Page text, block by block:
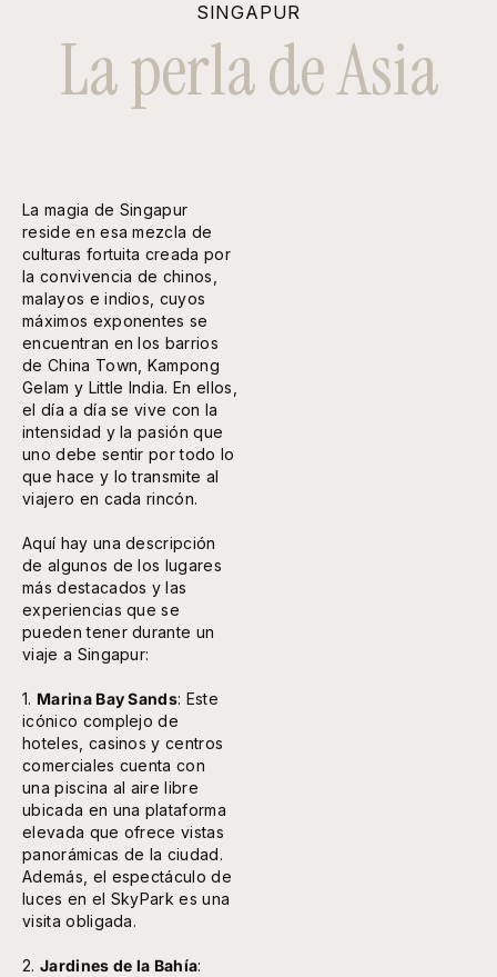
SINGAPUR
La perla de Asia
La magia de Singapur
reside en esa mezcla de
culturas fortuita creada por
la convivencia de chinos,
malayos e indios, cuyos
máximos exponentes se
encuentran en los barrios
de China Town, Kampong
Gelam y Little India. En ellos,
el día a día se vive con la
intensidad y la pasión que
uno debe sentir por todo lo
que hace y lo transmite al
viajero en cada rincón.
Aquí hay una descripción
de algunos de los lugares
más destacados y las
experiencias que se
pueden tener durante un
viaje a Singapur:
1. Marina Bay Sands: Este
icónico complejo de
hoteles, casinos y centros
comerciales cuenta con
una piscina al aire libre
ubicada en una plataforma
elevada que ofrece vistas
panorámicas de la ciudad.
Además, el espectáculo de
luces en el SkyPark es una
visita obligada.
2. Jardines de la Bahía: